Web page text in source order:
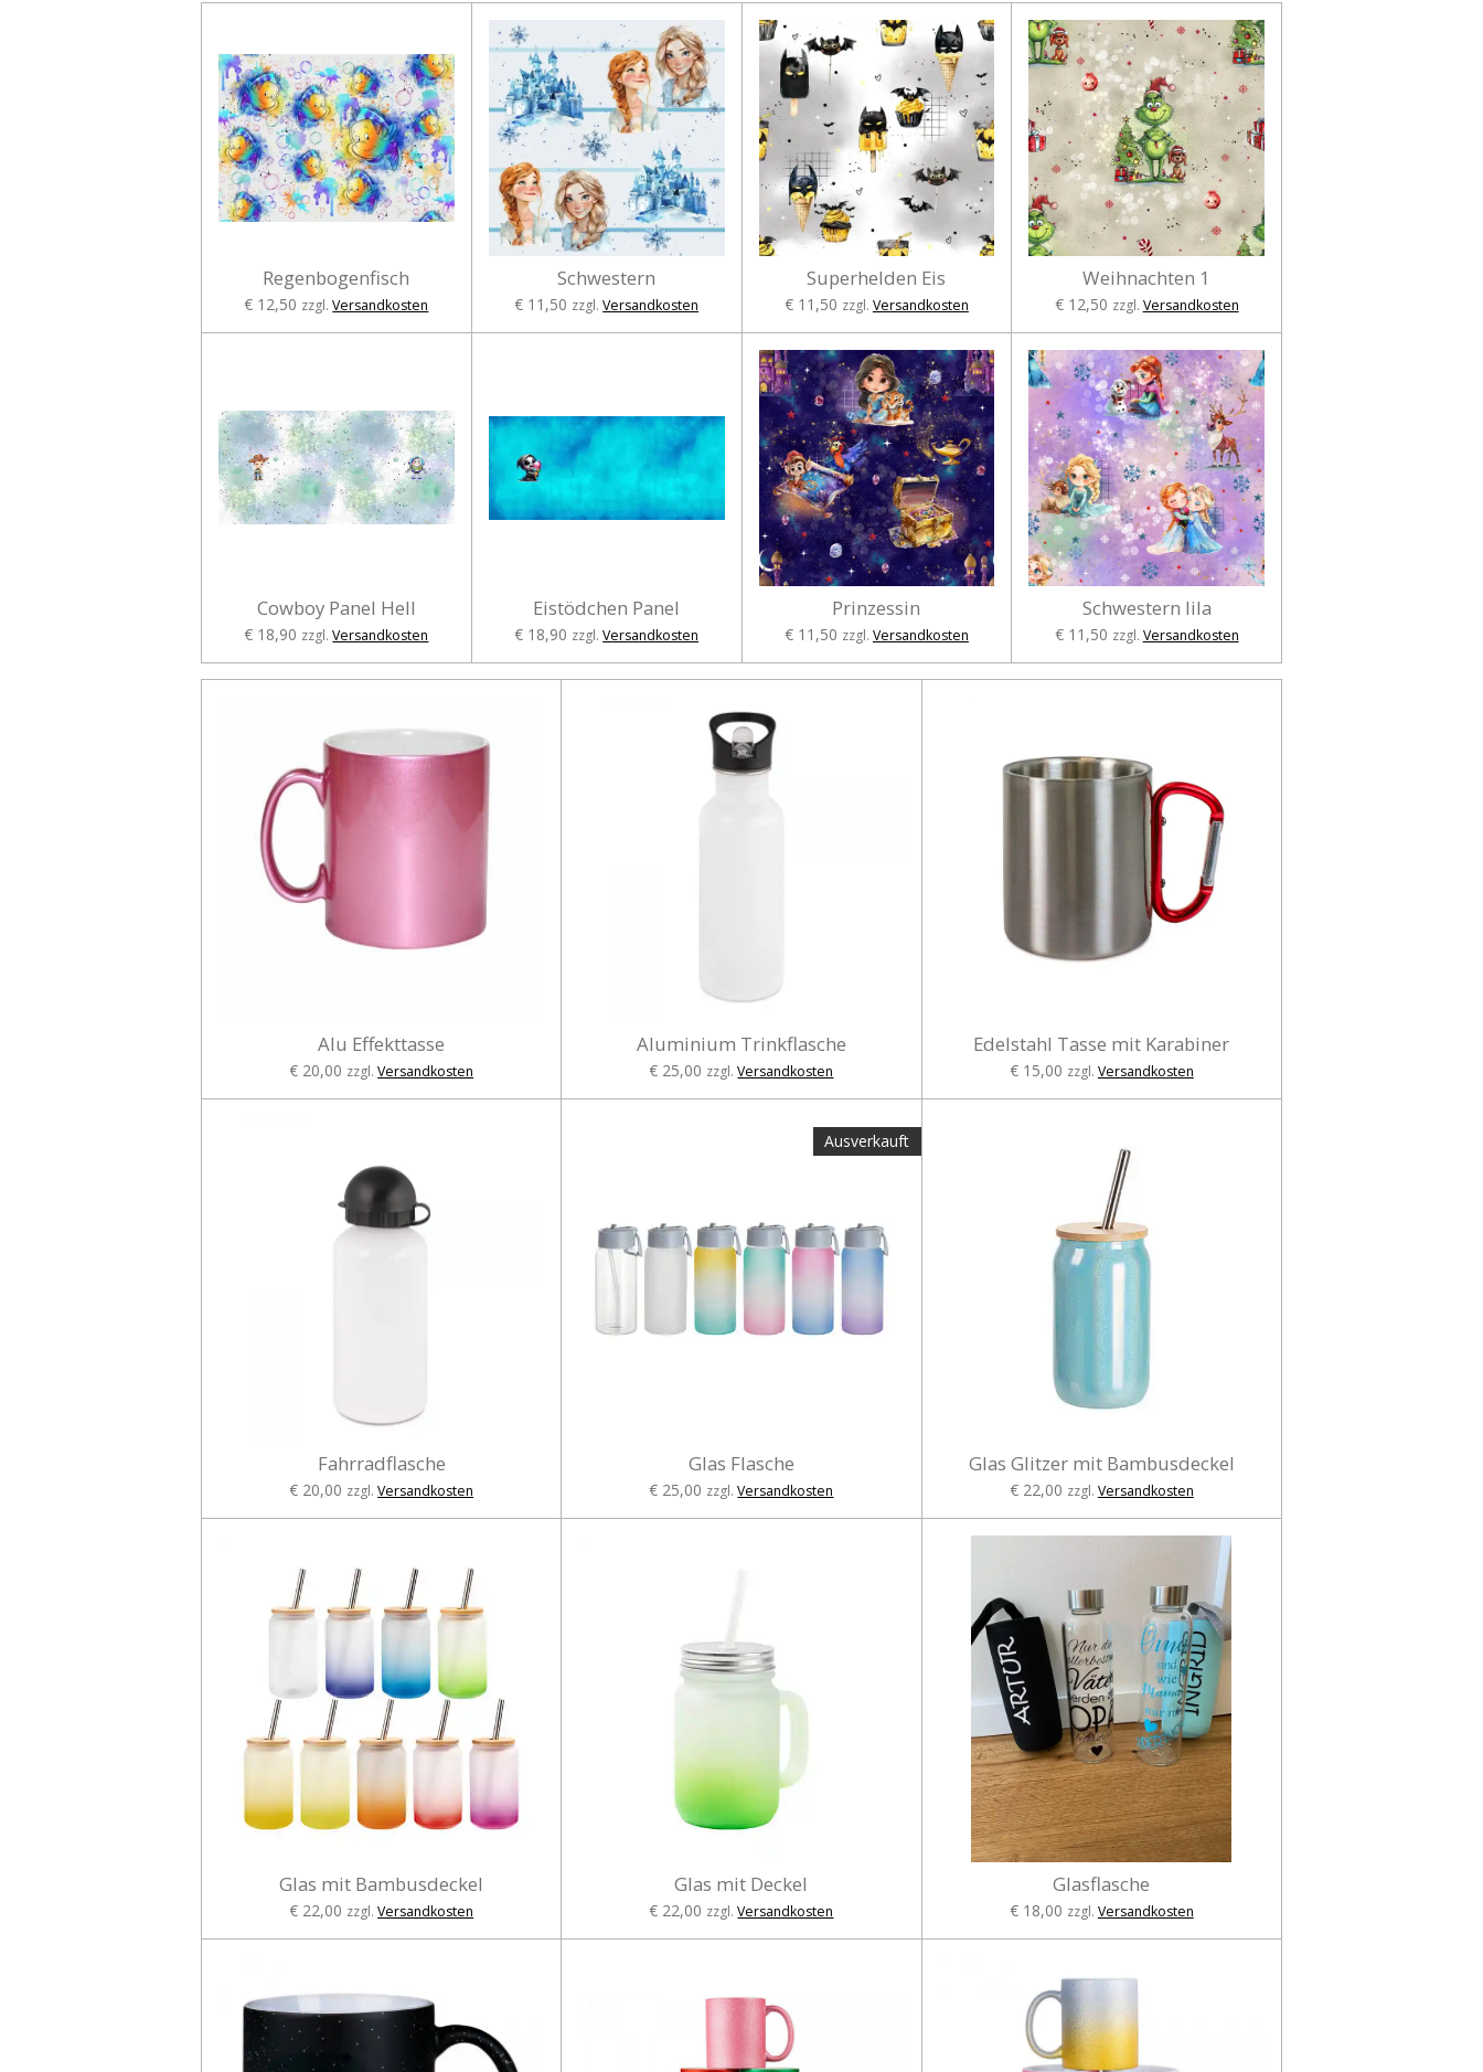
Regenbogenfisch
€ 12,50 zzgl.Versandkosten
Schwestern
€ 11,50 zzgl.Versandkosten
Superhelden Eis
€ 11,50 zzgl. Versandkosten
Weihnachten 1
€ 12,50 zzgl. Versandkosten
Cowboy Panel Hell
€ 18,90 zzgl.Versandkosten
Eistödchen Panel
€ 18,90 zzgl.Versandkosten
Prinzessin
€ 11,50 zzgl. Versandkosten
Schwestern lila
€ 11,50 zzgl. Versandkosten
Alu Effekttasse
€ 20,00 zzgl.Versandkosten
Aluminium Trinkflasche
€ 25,00 zzgl.Versandkosten
Edelstahl Tasse mit Karabiner
€ 15,00 zzgl. Versandkosten
Fahrradflasche
€ 20,00 zzgl.Versandkosten
Ausverkauft
Glas Flasche
€ 25,00 zzgl.Versandkosten
Glas Glitzer mit Bambusdeckel
€ 22,00 zzgl. Versandkosten
Glas mit Bambusdeckel
€ 22,00 zzgl.Versandkosten
Glas mit Deckel
€ 22,00 zzgl.Versandkosten
Glasflasche
€ 18,00 zzgl. Versandkosten